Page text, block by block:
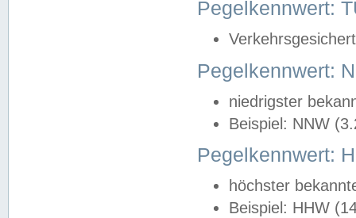
Pegelkennwert:
Pegelkennwert:
niedrigster
Beispiel: NNW
Pegelkennwert:
höchster
Beispiel: HHW